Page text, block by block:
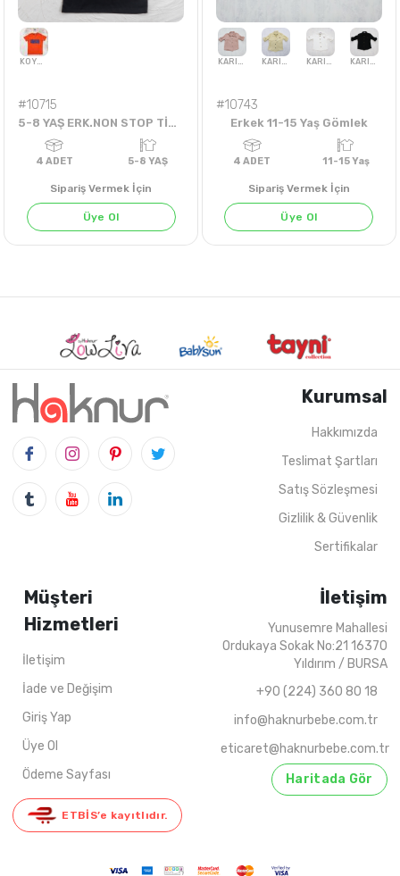
4 4ADET 1-4
KOYU KİREMİT
#10715
5-8 YAŞ ERK.NON STOP TİŞÖRT
ADET
Sipariş Vermek İçin
Üye Ol
KARIŞIK KARIŞIK KARIŞIK
#10743
Erkek 11-15 Yaş Gömlek
ADET 11-15
Sipariş Vermek İçin
Üye Ol
Kurumsal
Hakkımızda
Teslimat Şartları
Satış Sözleşmesi
Gizlilik & Güvenlik
Sertifikalar
Müşteri
Hizmetleri
İletişim
İade ve Değişim
Giriş Yap
Üye Ol
Ödeme Sayfası
ETBİS’e kayıtlıdır.
İletişim
Yunusemre Mahallesi
Ordukaya Sokak No:21 16370
Yıldırım / BURSA
+90 (224) 360 80 18
info@haknurbebe.com.tr
eticaret@haknurbebe.com.tr
Haritada Gör